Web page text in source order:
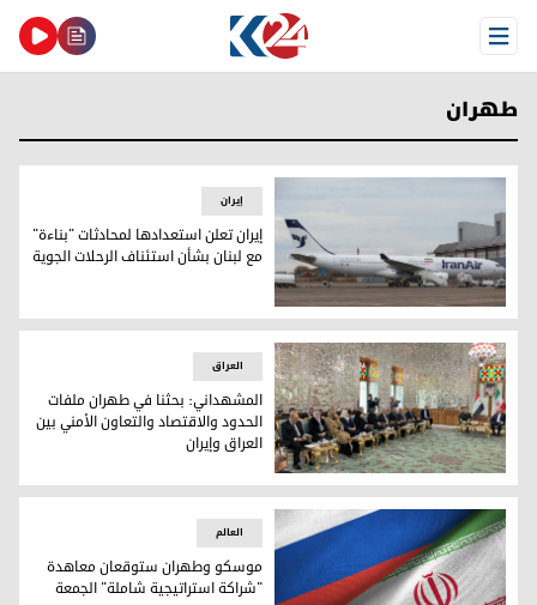
Open Menu
طهران
إيران تعلن استعدادها لمحادثات "بناءة" مع لبنان بشأن استئناف
إيران
إيران تعلن استعدادها لمحادثات "بناءة"
مع لبنان بشأن استئناف الرحلات الجوية
المشهداني: بحثنا في طهران ملفات الحدود والاقتصاد والتعاون
العراق
المشهداني: بحثنا في طهران ملفات
الحدود والاقتصاد والتعاون الأمني بين
العراق وإيران
العالم
موسكو وطهران ستوقعان معاهدة
"شراكة استراتيجية شاملة" الجمعة